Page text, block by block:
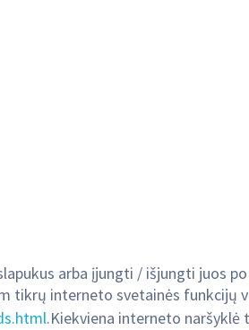
arba įjungti / išjungti juos
tikrų interneto svetainės funkcijų
.Kiekviena interneto